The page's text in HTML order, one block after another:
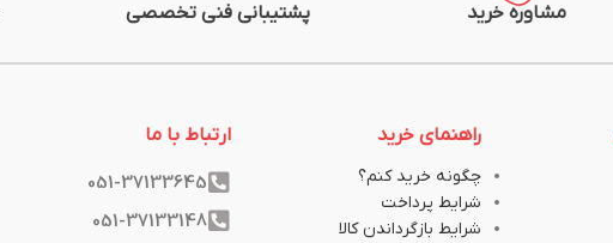
مشاوره خرید پشتیبانی فنی تخصصی
راهنمای خرید
چگونه خرید کنم؟
شرایط پرداخت
شرایط بازگرداندن کالا
ارتباط با ما
051-37133645
051-37133148